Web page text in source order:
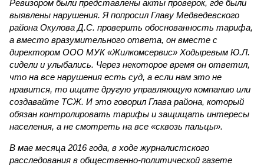
Ревизором были представлены акты проверок, где были
выявлены нарушения. Я попросил Главу Медведевского
района Окулова Д.С. проверить обоснованность тарифа,
а вместо вразумительного ответа, он вместе с
директором ООО МУК «Жилкомсервис» Ходыревым Ю.Л.
сидели и улыбались. Через некоторое время он ответил,
что на все нарушения есть суд, а если нам это не
нравится, то ищите другую управляющую компанию или
создавайте ТСЖ. И это говорил Глава района, который
обязан контролировать тарифы и защищать интересы
населения, а не смотреть на все «сквозь пальцы».
В мае месяца 2016 года, в ходе журналистского
расследования в общественно-политической газете